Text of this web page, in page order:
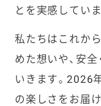
とを実感していま
私たちはこれか
めた想いや、安
いきます。2026
の楽しさをお届